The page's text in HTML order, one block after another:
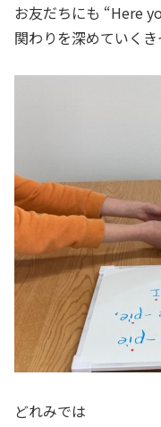
お友だちにも “Here
関わりを深めていくき
どれみでは